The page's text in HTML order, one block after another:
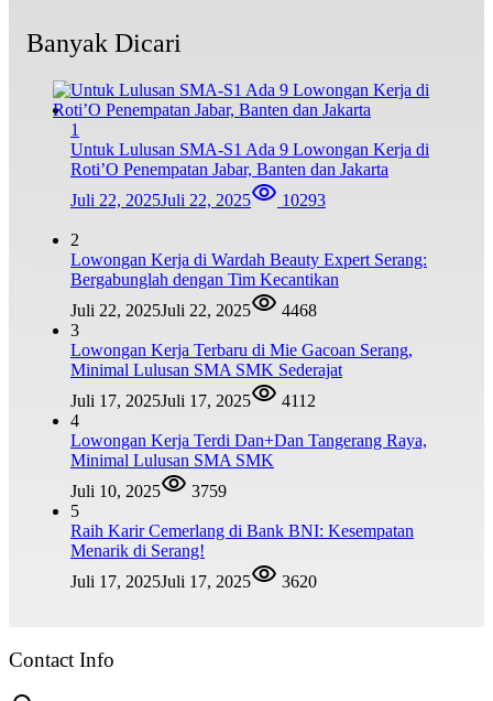
Banyak Dicari
1
Untuk Lulusan SMA-S1 Ada 9 Lowongan Kerja di
Roti’O Penempatan Jabar, Banten dan Jakarta
Juli 22, 2025Juli 22, 2025 10293
2
Lowongan Kerja di Wardah Beauty Expert Serang:
Bergabunglah dengan Tim Kecantikan
Juli 22, 2025Juli 22, 2025
4468
3
Lowongan Kerja Terbaru di Mie Gacoan Serang,
Minimal Lulusan SMA SMK Sederajat
Juli 17, 2025Juli 17, 2025
4112
4
Lowongan Kerja Terdi Dan+Dan Tangerang Raya,
Minimal Lulusan SMA SMK
Juli 10, 2025
3759
5
Raih Karir Cemerlang di Bank BNI: Kesempatan
Menarik di Serang!
Juli 17, 2025Juli 17, 2025 3620
Contact Info